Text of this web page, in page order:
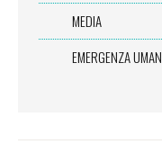
MEDIA
EMERGENZA